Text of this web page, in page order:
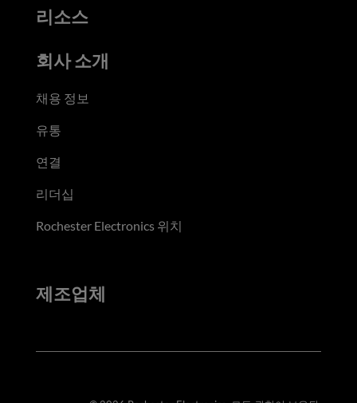
리소스
회사 소개
채용 정보
유통
연결
리더십
Rochester Electronics 위치
제조업체